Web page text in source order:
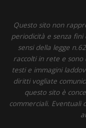
Questo sito non
periodicità e senza
sensi della legge
raccolti in rete e sono
testi e immagini
diritti vogliate
questo sito è
commerciali. Eventuali